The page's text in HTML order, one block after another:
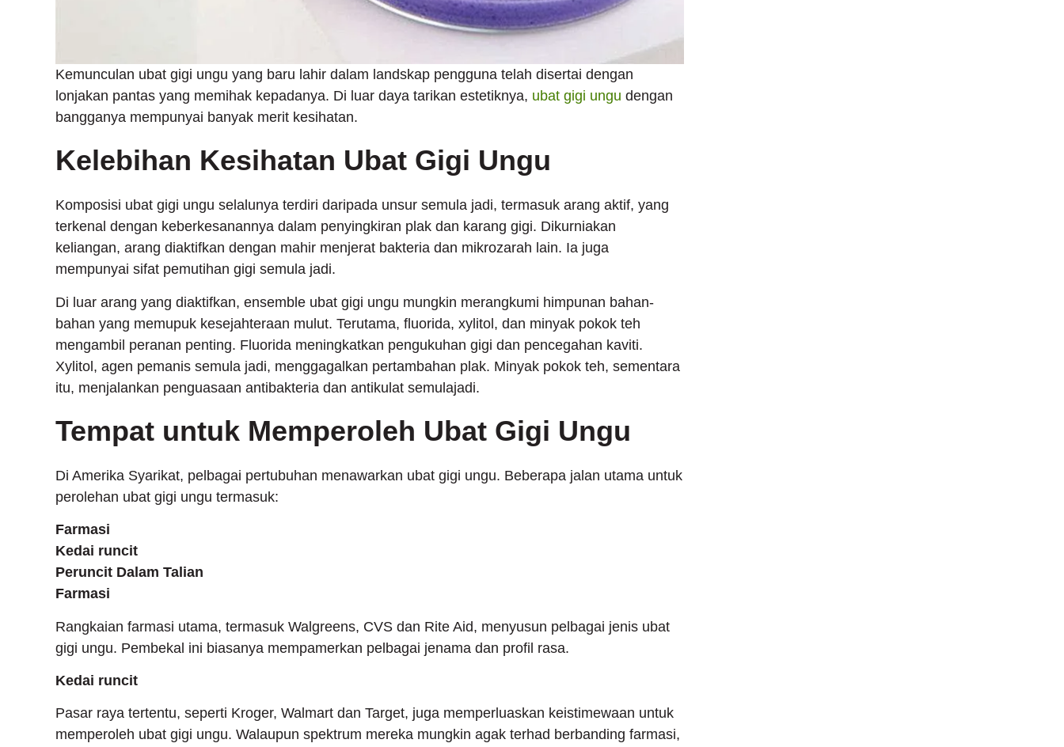
Kemunculan ubat gigi ungu yang baru lahir dalam landskap pengguna telah disertai dengan
lonjakan pantas yang memihak kepadanya. Di luar daya tarikan estetiknya, ubat gigi ungu dengan
bangganya mempunyai banyak merit kesihatan.
Kelebihan Kesihatan Ubat Gigi Ungu
Komposisi ubat gigi ungu selalunya terdiri daripada unsur semula jadi, termasuk arang aktif, yang
terkenal dengan keberkesanannya dalam penyingkiran plak dan karang gigi. Dikurniakan
keliangan, arang diaktifkan dengan mahir menjerat bakteria dan mikrozarah lain. Ia juga
mempunyai sifat pemutihan gigi semula jadi.
Di luar arang yang diaktifkan, ensemble ubat gigi ungu mungkin merangkumi himpunan bahan-
bahan yang memupuk kesejahteraan mulut. Terutama, fluorida, xylitol, dan minyak pokok teh
mengambil peranan penting. Fluorida meningkatkan pengukuhan gigi dan pencegahan kaviti.
Xylitol, agen pemanis semula jadi, menggagalkan pertambahan plak. Minyak pokok teh, sementara
itu, menjalankan penguasaan antibakteria dan antikulat semulajadi.
Tempat untuk Memperoleh Ubat Gigi Ungu
Di Amerika Syarikat, pelbagai pertubuhan menawarkan ubat gigi ungu. Beberapa jalan utama untuk
perolehan ubat gigi ungu termasuk:
Farmasi
Kedai runcit
Peruncit Dalam Talian
Farmasi
Rangkaian farmasi utama, termasuk Walgreens, CVS dan Rite Aid, menyusun pelbagai jenis ubat
gigi ungu. Pembekal ini biasanya mempamerkan pelbagai jenama dan profil rasa.
Kedai runcit
Pasar raya tertentu, seperti Kroger, Walmart dan Target, juga memperluaskan keistimewaan untuk
memperoleh ubat gigi ungu. Walaupun spektrum mereka mungkin agak terhad berbanding farmasi,